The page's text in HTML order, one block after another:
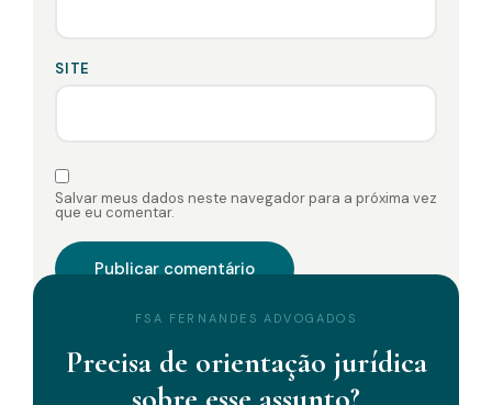
SITE
Salvar meus dados neste navegador para a próxima vez
que eu comentar.
FSA FERNANDES ADVOGADOS
Precisa de orientação jurídica